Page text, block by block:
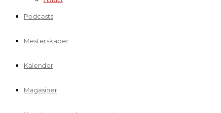
Podcasts
Mesterskaber
Kalender
Magasiner